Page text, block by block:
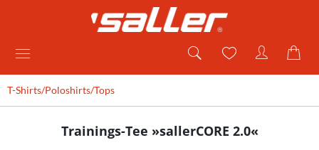
T-Shirts/Poloshirts/Tops
Trainings-Tee »sallerCORE 2.0«